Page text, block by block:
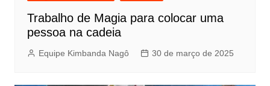
Trabalho de Magia para colocar uma
pessoa na cadeia
Equipe Kimbanda Nagô 30 de março de 2025